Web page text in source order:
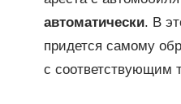
автоматически. В
придется самому
с соответствующим